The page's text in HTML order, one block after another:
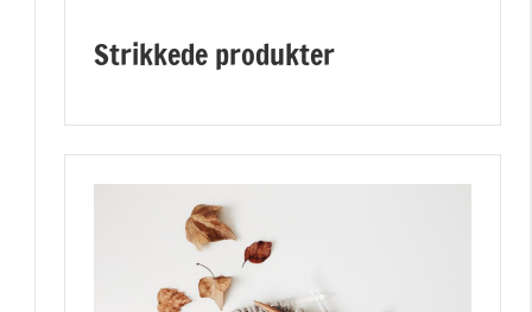
Strikkede produkter